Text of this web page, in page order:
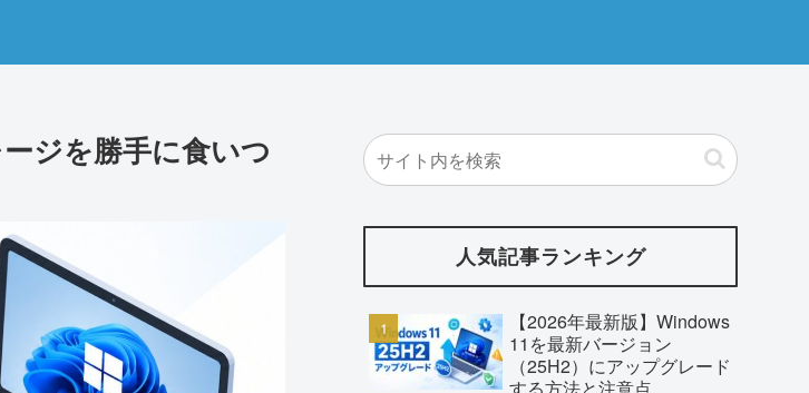
ジを勝手に食いつ
人気記事ランキング
【2026年最新版】Windows
11を最新バージョン
（25H2）にアップグレード
する方法と注意点